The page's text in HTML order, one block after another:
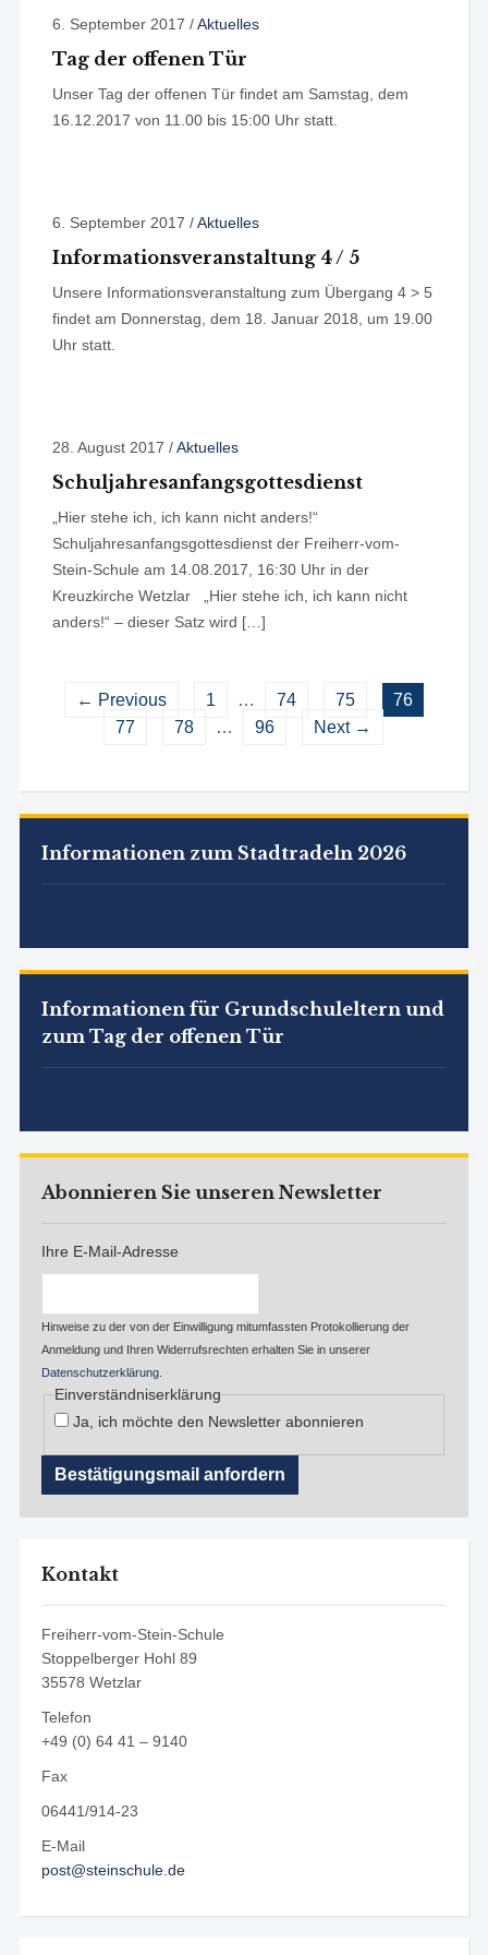
6. September 2017 /Aktuelles
Tag der offenen Tür
Unser Tag der offenen Tür findet am Samstag, dem
16.12.2017 von 11.00 bis 15:00 Uhr statt.
6. September 2017 /Aktuelles
Informationsveranstaltung 4 / 5
Unsere Informationsveranstaltung zum Übergang 4 > 5
findet am Donnerstag, dem 18. Januar 2018, um 19.00
Uhr statt.
28. August 2017 /Aktuelles
Schuljahresanfangsgottesdienst
„Hier stehe ich, ich kann nicht anders!“
Schuljahresanfangsgottesdienst der Freiherr-vom-
Stein-Schule am 14.08.2017, 16:30 Uhr in der
Kreuzkirche Wetzlar „Hier stehe ich, ich kann nicht
anders!“ – dieser Satz wird […]
← Previous 1 … 74 75
76
77
78 … 96 Next →
Informationen zum Stadtradeln 2026
Informationen für Grundschuleltern und
zum Tag der offenen Tür
Abonnieren Sie unseren Newsletter
Ihre E-Mail-Adresse
Hinweise zu der von der Einwilligung mitumfassten Protokollierung der
Anmeldung und Ihren Widerrufsrechten erhalten Sie in unserer
Datenschutzerklärung.
Einverständniserklärung
Ja, ich möchte den Newsletter abonnieren
Kontakt
Freiherr-vom-Stein-Schule
Stoppelberger Hohl 89
35578 Wetzlar
Telefon
+49 (0) 64 41 – 9140
Fax
06441/914-23
E-Mail
post@steinschule.de